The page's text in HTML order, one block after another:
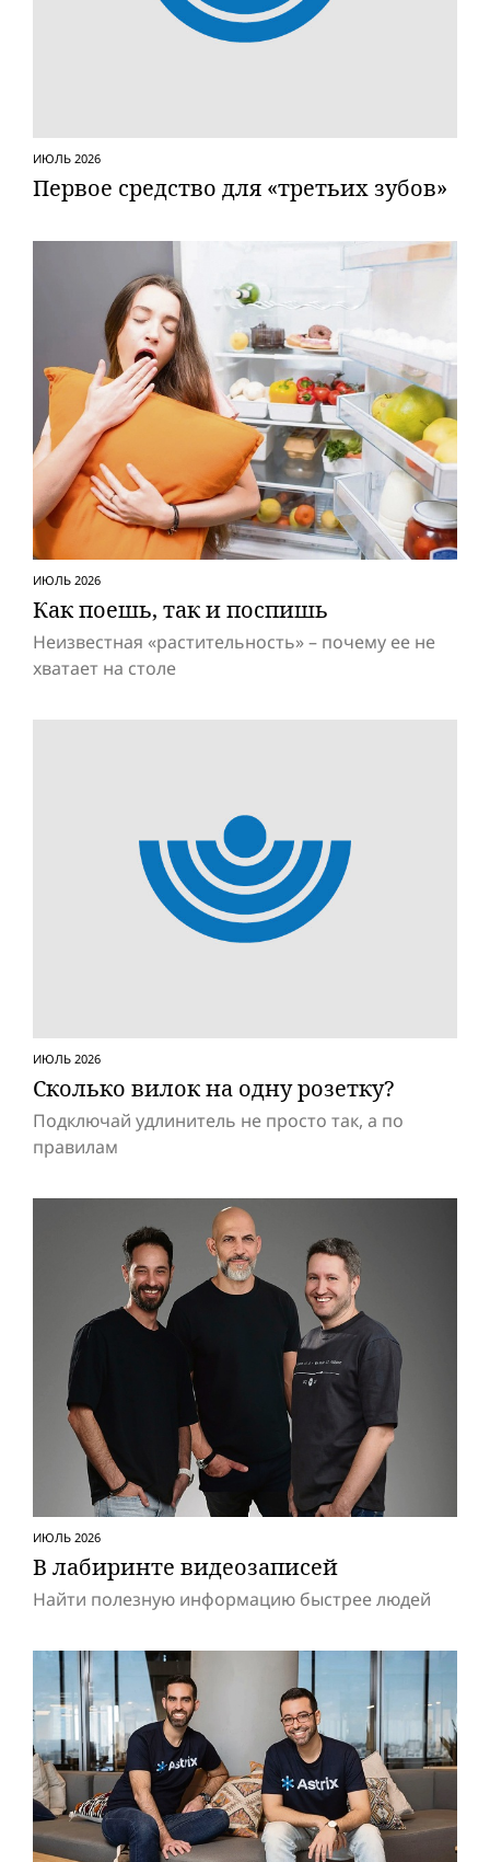
ИЮЛЬ 2026
Первое средство для «третьих зубов»
ИЮЛЬ 2026
Как поешь, так и поспишь
Неизвестная «растительность» – почему ее не
хватает на столе
ИЮЛЬ 2026
Сколько вилок на одну розетку?
Подключай удлинитель не просто так, а по
правилам
ИЮЛЬ 2026
В лабиринте видеозаписей
Найти полезную информацию быстрее людей